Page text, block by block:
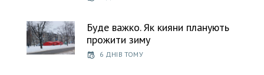
Буде важко. Як кияни планують
прожити зиму
6 ДНІВ ТОМУ